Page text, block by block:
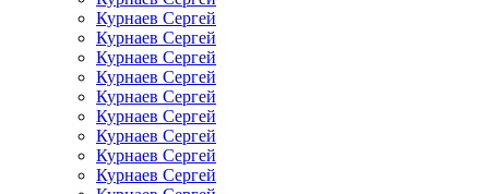
Курнаев Сергей
Курнаев Сергей
Курнаев Сергей
Курнаев Сергей
Курнаев Сергей
Курнаев Сергей
Курнаев Сергей
Курнаев Сергей
Курнаев Сергей